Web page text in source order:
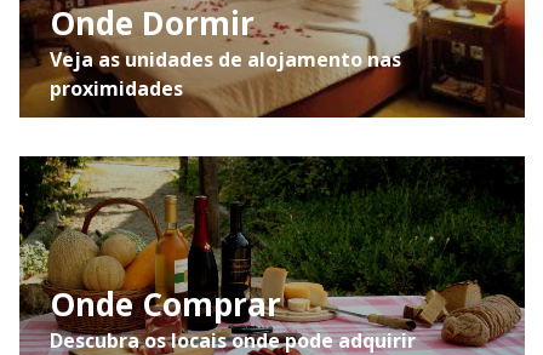
Onde Dormir
Veja as unidades de alojamento nas
proximidades
Onde Comprar
Descubra os locais onde pode adquirir